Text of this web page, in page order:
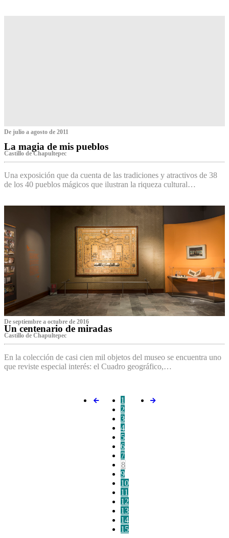
De julio a agosto de 2011
La magia de mis pueblos
Castillo de Chapultepec
Una exposición que da cuenta de las tradiciones y atractivos de 38
de los 40 pueblos mágicos que ilustran la riqueza cultural…
De septiembre a octubre de 2016
Un centenario de miradas
Castillo de Chapultepec
En la colección de casi cien mil objetos del museo se encuentra uno
que reviste especial interés: el Cuadro geográfico,…
1
2
3
4
5
6
7
8
9
10
11
12
13
14
15